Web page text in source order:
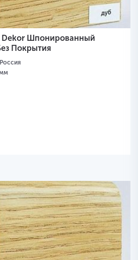
Dekor Шпонированный
Покрытия
Россия